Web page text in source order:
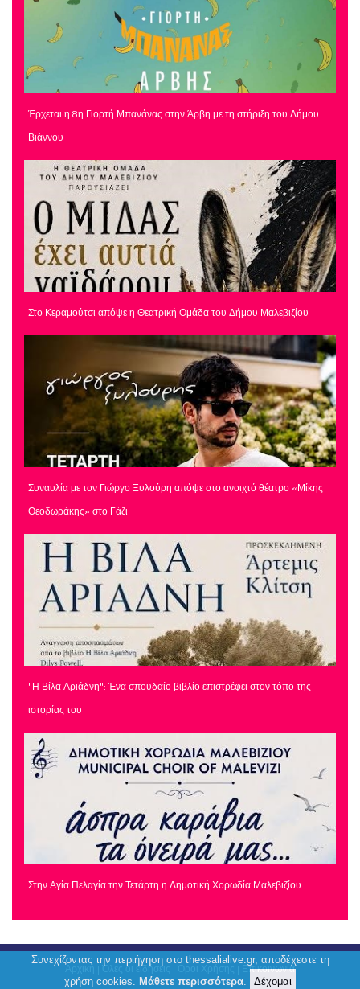
Έρχεται η 8η Γιορτή Μπανάνας στην Άρβη με τη στήριξη του Δήμου
Βιάννου
Στο Κεραμούτσι απόψε η Θεατρική Ομάδα του Δήμου Μαλεβιζίου
Συναυλία με τον Γιώργο Ξυλούρη απόψε στο ανοιχτό θέατρο «Μίκης
Θεοδωράκης» στο Γάζι
"Η Βίλα Αριάδνη": Ένα σπουδαίο βιβλίο επιστρέφει στον τόπο της
ιστορίας του
Στην Αγία Πελαγία την Τετάρτη η Δημοτική Χορωδία Μαλεβιζίου
Αρχική |Όλες οι ειδήσεις|Όροι Χρήσης|Επικοινωνία
Συνεχίζοντας την περιήγηση στο thessalialive.gr, αποδέχεστε τη
χρήση cookies. Μάθετε περισσότερα.